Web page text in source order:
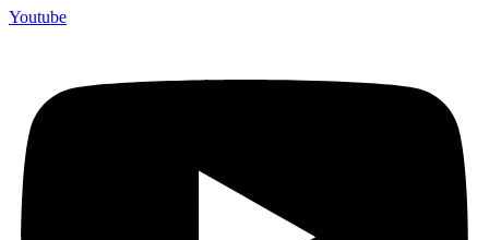
Youtube